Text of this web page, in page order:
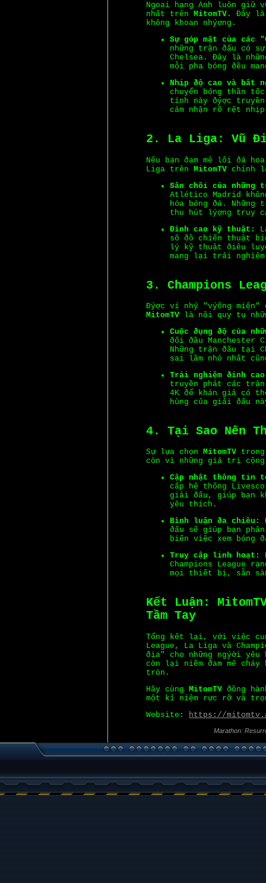
Ngoại hạng Anh luôn giữ
nhất trên MitomTV . Ðây là
không khoan nhýợng.
Sự góp mặt của các
những trận ðấu có
Chelsea. Ðây là
mỗi pha bóng ðều
Nhịp ðộ cao và bất
chuyển bóng thần
tính này ðýợc
cảm nhận rõ rệt
2. La Liga: Vũ
Nếu bạn ðam mê lối ðá
Liga trên MitomTV chính
Sân chõi của những
Atlético Madrid
hóa bóng ðá.
thu hút lýợng truy
Ðỉnh cao kỹ thuật:
sõ ðồ chiến thuật
lý kỹ thuật ðiêu
mang lại trải nghiệm
3. Champions
Ðýợc ví nhý "výõng miện"
MitomTV là nõi quy tụ
Cuộc ðụng ðộ của
ðối ðầu Manchester
Những trận ðấu tại
sai lầm nhỏ nhất
Trải nghiệm ðỉnh
truyền phát các trận
4K ðể khán giả có
hùng của giải ðấu
4. Tại Sao Nên
Sự lựa chọn MitomTV trong
còn vì những giá trị
Cập nhật thông tin
cấp hệ thống
giải ðấu, giúp bạn
yêu thích.
Bình luận ða chiều:
ðấu sẽ giúp bạn
biến việc xem bóng
Truy cập linh hoạt:
Champions League
mọi thiết bị, sẵn
Kết Luận:
Tầm Tay
Tổng kết lại, với việc
League, La Liga và
ðịa" cho những ngýời
còn lại niềm ðam mê
tròn.
Hãy cùng MitomTV ðồng
một kỉ niệm rực rỡ và
Website:
https://
Marathon: